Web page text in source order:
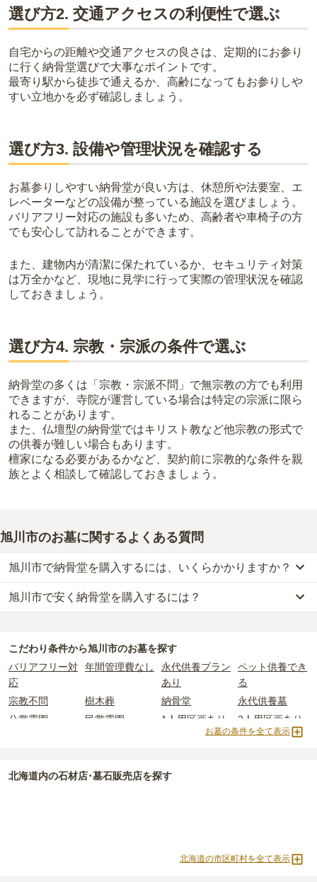
選び方2. 交通アクセスの利便性で選ぶ
自宅からの距離や交通アクセスの良さは、定期的にお参り
に行く納骨堂選びで大事なポイントです。
最寄り駅から徒歩で通えるか、高齢になってもお参りしや
すい立地かを必ず確認しましょう。
選び方3. 設備や管理状況を確認する
お墓参りしやすい納骨堂が良い方は、休憩所や法要室、エ
レベーターなどの設備が整っている施設を選びましょう。
バリアフリー対応の施設も多いため、高齢者や車椅子の方
でも安心して訪れることができます。
また、建物内が清潔に保たれているか、セキュリティ対策
は万全かなど、現地に見学に行って実際の管理状況を確認
しておきましょう。
選び方4. 宗教・宗派の条件で選ぶ
納骨堂の多くは「宗教・宗派不問」で無宗教の方でも利用
できますが、寺院が運営している場合は特定の宗派に限ら
れることがあります。
また、仏壇型の納骨堂ではキリスト教など他宗教の形式で
の供養が難しい場合もあります。
檀家になる必要があるかなど、契約前に宗教的な条件を親
族とよく相談して確認しておきましょう。
旭川市のお墓に関するよくある質問
旭川市で納骨堂を購入するには、いくらかかりますか？
旭川市での購入費用の目安は、納骨堂が約23万円
樹木葬・納骨堂・永代供養墓は、基本的に墓石代がかからず、永代
なお、お墓によっては以下の費用が別途かかる場合があります。
・
：お墓を新しく建てた際に行う儀式のための費
用。僧侶に渡すお布施がかかります。
・納骨式の費用
：お墓に遺骨を納める儀式のための費用。僧侶に渡
：お墓の管理費。契約後、毎年発生するケースがあり
正確な費用は、区画や石材の選び方によって大きく変わるため、見
旭川市で安く納骨堂を購入するには？
で、17万円 からお求めいただけます。
する「合祀墓（ごうしぼ）」と呼ばれるタイプです。個別のお墓に
比べて省スペースで管理の手間がかからないため、費用が安く設定
されています。
価格の目安は、1名あたり5万円〜30万円程度です。
お墓を探すのがおすすめです。
こだわり条件から旭川市のお墓を探す
バリアフリー対
応
年間管理費なし
永代供養プラン
あり
ペット供養でき
る
宗教不問
樹木葬 納骨堂
永代供養墓
公営霊園
民営霊園 1人用区画あり
2人用区画あり
お墓の条件を全て表示
北海道内の石材店･墓石販売店を探す
北海道の市区町村を全て表示